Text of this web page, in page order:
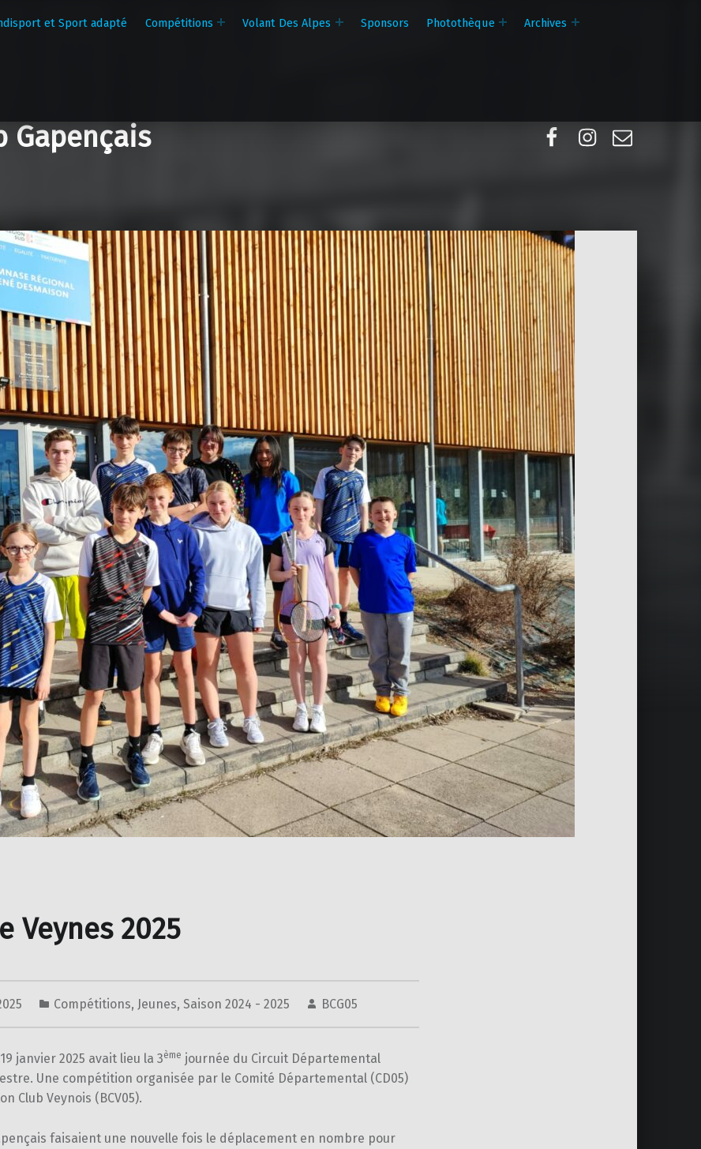
et Sport adapté Compétitions Volant Des Alpes Sponsors Photothèque Archives
Gapençais Facebook
Instagram
E-mail
Veynes 2025
Compétitions, Jeunes, Saison 2024 - 2025 BCG05
janvier 2025 avait lieu la 3ème journée du Circuit Départemental
Une compétition organisée par le Comité Départemental (CD05)
Club Veynois (BCV05).
faisaient une nouvelle fois le déplacement en nombre pour